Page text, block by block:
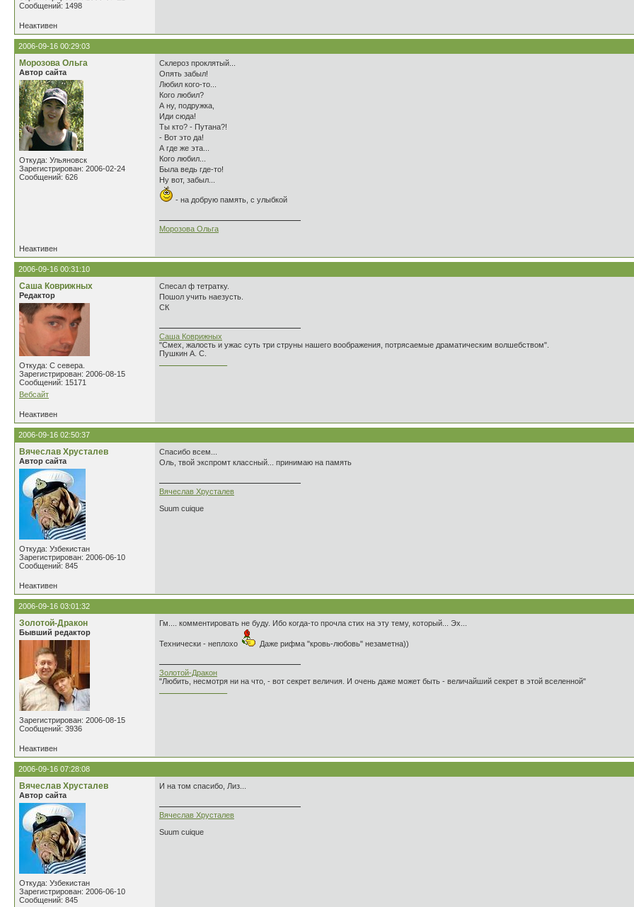
Сообщений: 1498
Неактивен
2006-09-16 00:29:03
Морозова Ольга
Автор сайта
Откуда: Ульяновск
Зарегистрирован: 2006-02-24
Сообщений: 626
Склероз проклятый...
Опять забыл!
Любил кого-то...
Кого любил?
А ну, подружка,
Иди сюда!
Ты кто? - Путана?!
- Вот это да!
А где же эта...
Кого любил...
Была ведь где-то!
Ну вот, забыл...
- на добрую память, с улыбкой
Морозова Ольга
Неактивен
2006-09-16 00:31:10
Саша Коврижных
Редактор
Откуда: С севера.
Зарегистрирован: 2006-08-15
Сообщений: 15171
Вебсайт
Спесал ф тетратку.
Пошол учить наезусть.
СК
Саша Коврижных
"Смех, жалость и ужас суть три струны нашего воображения, потрясаемые драматическим волшебством".
Пушкин А. С.
Неактивен
2006-09-16 02:50:37
Вячеслав Хрусталев
Автор сайта
Откуда: Узбекистан
Зарегистрирован: 2006-06-10
Сообщений: 845
Спасибо всем...
Оль, твой экспромт классный... принимаю на память
Вячеслав Хрусталев
Suum cuique
Неактивен
2006-09-16 03:01:32
Золотой-Дракон
Бывший редактор
Зарегистрирован: 2006-08-15
Сообщений: 3936
Гм.... комментировать не буду. Ибо когда-то прочла стих на эту тему, который... Эх...
Технически - неплохо Даже рифма "кровь-любовь" незаметна))
Золотой-Дракон
"Любить, несмотря ни на что, - вот секрет величия. И очень даже может быть - величайший секрет в этой вселенной"
Неактивен
2006-09-16 07:28:08
Вячеслав Хрусталев
Автор сайта
Откуда: Узбекистан
Зарегистрирован: 2006-06-10
Сообщений: 845
И на том спасибо, Лиз...
Вячеслав Хрусталев
Suum cuique